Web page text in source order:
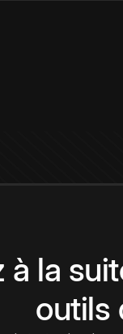
à la
outils